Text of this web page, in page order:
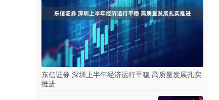
东信证券 深圳上半年经济运行平稳 高质量发展扎实
推进